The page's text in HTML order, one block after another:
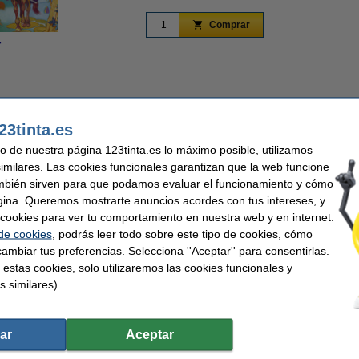
Comprar
Comercio Online 2025 y 2026 Rápido y barato Premio Mejor Atención al
con esta recopilación de historias clásicas y relatos originales llenos de
su rutina diaria de lectura.
mate y acolchada con purpurina.
originales y llenos de imaginación.
una cada día.
sorprender día tras día!
de nuestra página 123tinta.es lo máximo posible, utilizamos
Las cookies funcionales garantizan que la web funcione
sirven para que podamos evaluar el funcionamiento y cómo
Queremos mostrarte anuncios acordes con tus intereses, y
para ver tu comportamiento en nuestra web y en internet.
cookies, podrás leer todo sobre este tipo de cookies, cómo
tus preferencias. Selecciona ''Aceptar'' para consentirlas.
cookies, solo utilizaremos las cookies funcionales y
similares).
Aceptar